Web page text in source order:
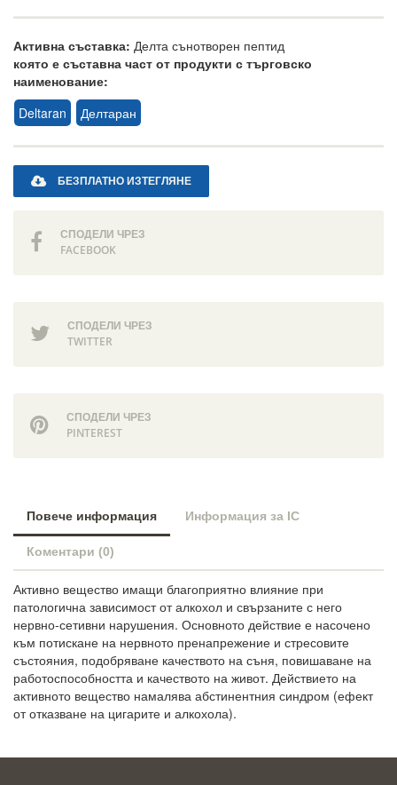
Активна съставка: Делта сънотворен пептид
която е съставна част от продукти с търговско
наименование:
Deltaran
Делтаран
БЕЗПЛАТНО ИЗТЕГЛЯНЕ
СПОДЕЛИ ЧРЕЗ
FACEBOOK
СПОДЕЛИ ЧРЕЗ
TWITTER
СПОДЕЛИ ЧРЕЗ
PINTEREST
Повече информация Информация за IC
Коментари (0)
Активно вещество имащи благоприятно влияние при
патологична зависимост от алкохол и свързаните с него
нервно-сетивни нарушения. Основното действие е насочено
към потискане на нервното пренапрежение и стресовите
състояния, подобряване качеството на съня, повишаване на
работоспособността и качеството на живот. Действието на
активното вещество намалява абстинентния синдром (ефект
от отказване на цигарите и алкохола).